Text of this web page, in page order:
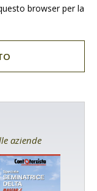
browser per la
aziende